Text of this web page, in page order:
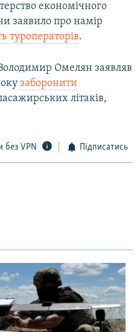
економічного
заявило про намір
туроператорів.
Омелян заявляв
заборонити
літаків,
без VPN Підписатись